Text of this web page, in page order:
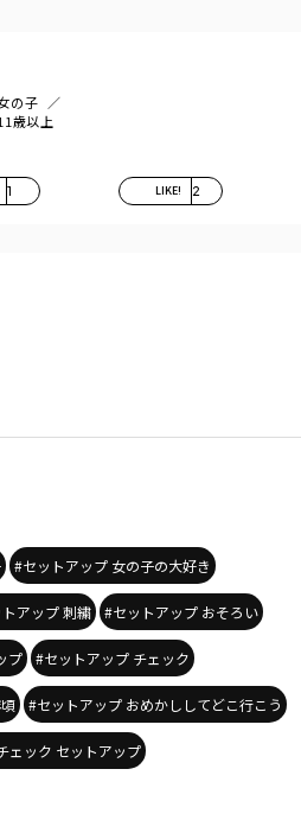
の子
歳以上
1 LIKE! 2
#セットアップ 女の子の大好き
アップ 刺繍 #セットアップ おそろい
プ #セットアップ チェック
#セットアップ おめかししてどこ行こう
ェック セットアップ